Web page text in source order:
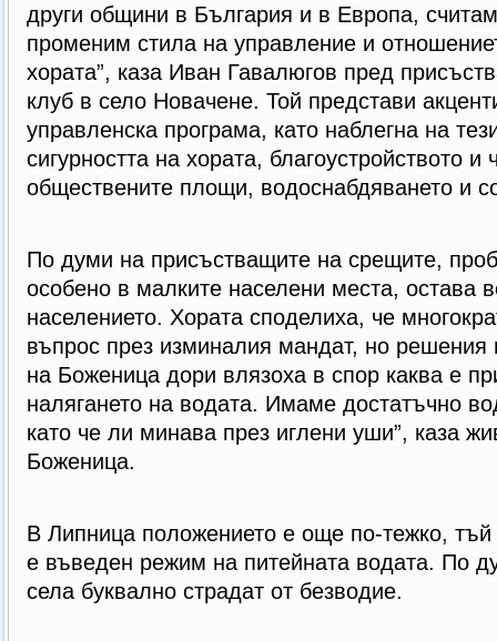
други общини в България и в Европа,
променим стила на управление и
хората”, каза Иван Гавалюгов пред
клуб в село Новачене. Той представи
управленска програма, като наблегна на
сигурността на хората, благоустройството и
обществените площи, водоснабдяването и
По думи на присъстващите на срещите,
особено в малките населени места, остава
населението. Хората споделиха, че
въпрос през изминалия мандат, но
на Боженица дори влязоха в спор каква е
налягането на водата. Имаме достатъчно
като че ли минава през иглени уши”, каза
Боженица.
В Липница положението е още по-тежко,
е въведен режим на питейната водата. По
села буквално страдат от безводие.